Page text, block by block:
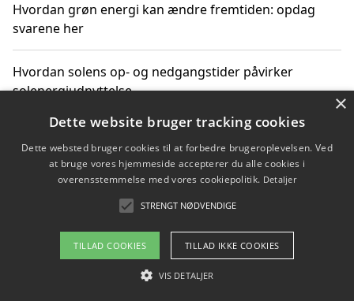
Hvordan grøn energi kan ændre fremtiden: opdag
svarene her
Hvordan solens op- og nedgangstider påvirker
solenergiudnyttelse
Hvordan du får svar på energispørgsmål om
vedvarende energikilder
Om / kontakt
Blog Betingelser
×
Dette website bruger tracking cookies
Dette websted bruger cookies til at forbedre brugeroplevelsen. Ved
at bruge vores hjemmeside accepterer du alle cookies i
overensstemmelse med vores cookiepolitik. Detaljer
STRENGT NØDVENDIGE
TILLAD COOKIES TILLAD IKKE COOKIES
VIS DETALJER